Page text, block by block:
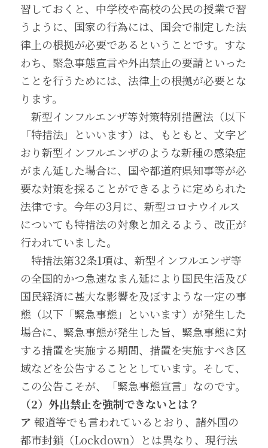
習しておくと、中学校や高校の公民の授業で習
うように、国家の行為には、国会で制定した法
律上の根拠が必要であるということです。すな
わち、緊急事態宣言や外出禁止の要請といった
ことを行うためには、法律上の根拠が必要とな
ります。
新型インフルエンザ等対策特別措置法（以下
「特措法」といいます）は、もともと、文字ど
おり新型インフルエンザのような新種の感染症
がまん延した場合に、国や都道府県知事等が必
要な対策を採ることができるように定められた
法律です。今年の3月に、新型コロナウイルス
についても特措法の対象と加えるよう、改正が
行われていました。
特措法第32条1項は、新型インフルエンザ等
の全国的かつ急速なまん延により国民生活及び
国民経済に甚大な影響を及ぼすような一定の事
態（以下「緊急事態」といいます）が発生した
場合に、緊急事態が発生した旨、緊急事態に対
する措置を実施する期間、措置を実施すべき区
域などを公告することとしています。そして、
この公告こそが、「緊急事態宣言」なのです。
（2）外出禁止を強制できないとは？
ア 報道等でも言われているとおり、諸外国の
都市封鎖（Lockdown）とは異なり、現行法